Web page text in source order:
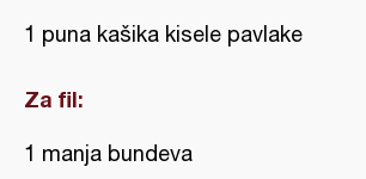
1 puna kašika kisele pavlake
Za fil:
1 manja bundeva